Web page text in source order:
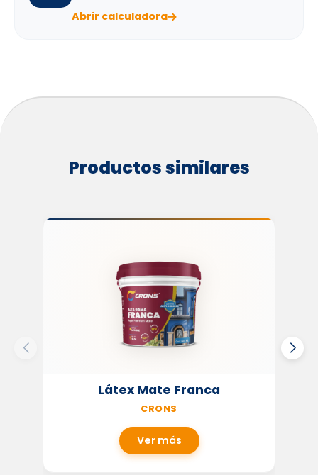
Abrir calculadora
Productos similares
Látex Mate Franca
CRONS
Ver más